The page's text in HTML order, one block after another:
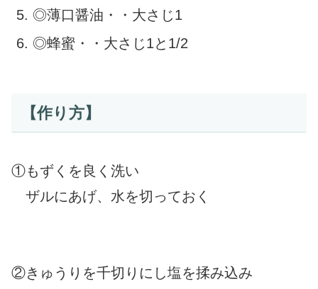
◎薄口醤油・・大さじ1
◎蜂蜜・・大さじ1と1/2
【作り方】
①もずくを良く洗い
ザルにあげ、水を切っておく
②きゅうりを千切りにし塩を揉み込み